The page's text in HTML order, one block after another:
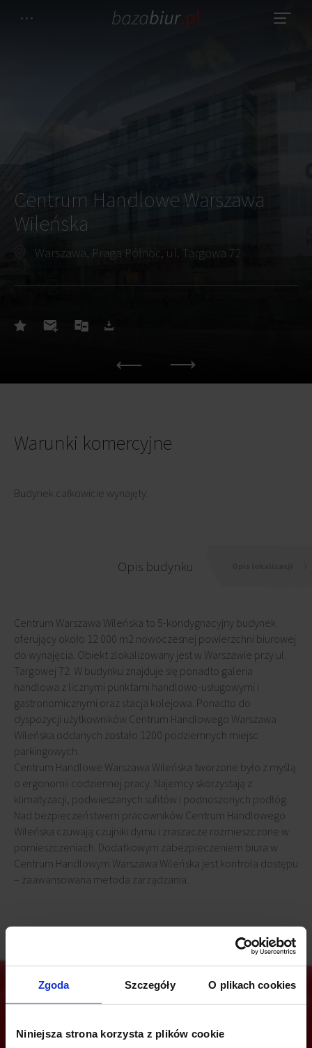
Zgoda Szczegóły O plikach cookies
Niniejsza strona korzysta z plików cookie
Centrum Handlowe Warszawa
Wileńska
Warszawa, Praga Północ, ul. Targowa 72
Warunki komercyjne
Budynek całkowicie wynajęty.
Opis budynku
Centrum Warszawa Wileńska to 5-kondygnacyjny budynek
oferujący około 12 000 m2 nowoczesnej powierzchni biurowej
do wynajęcia. Obiekt zlokalizowany jest w Warszawie przy ul.
Targowej 72. W budynku znajduje się ponadto galeria
handlowa z licznymi punktami handlowo-usługowymi i
gastronomicznymi oraz stacja kolejowa. Ponadto do
dyspozycji użytkowników Centrum Handlowego Warszawa
Wileńska oddanych zostało 1200 podziemnych miejsc
parkingowych.
Centrum Handlowe Warszawa Wileńska tworzone było z myślą
o ergonomii codziennej pracy. Najemcy skorzystają z
klimatyzacji, podwieszanych sufitów i podnoszonych podłóg.
Nad bezpieczeństwem pracowników Centrum Handlowego
Wileńska czuwają czujniki dymu i zraszacze rozmieszczone w
pomieszczeniach. Dodatkowym zabezpieczeniem biura w
Centrum Handlowym Warszawa Wileńska jest kontrola dostępu
– zaawansowana metoda zarządzania.
Jesteś zainteresowany tą ofertą?